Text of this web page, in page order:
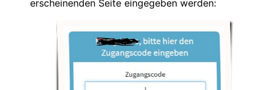
erscheinenden Seite eingegeben werden: